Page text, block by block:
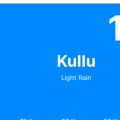
Kullu
Light Rain